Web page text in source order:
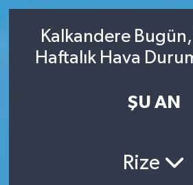
Kalkandere Bugün,
Haftalık Hava
ŞU AN
Rize
Trafik Durumu
Süper Lig Puan Durumu ve
Son Dakika Haberleri